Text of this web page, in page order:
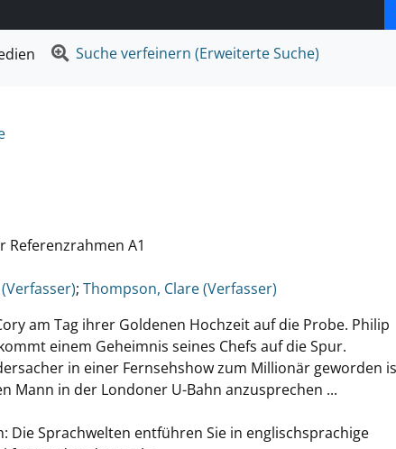
wollen.Suche verfeinern (Erweiterte Suche)
Referenzrahmen A1
; Thompson, Clare (Verfasser)
am Tag ihrer Goldenen Hochzeit auf die Probe. Philip
einem Geheimnis seines Chefs auf die Spur.
in einer Fernsehshow zum Millionär geworden
Mann in der Londoner U-Bahn anzusprechen ...
Die Sprachwelten entführen Sie in englischsprachige